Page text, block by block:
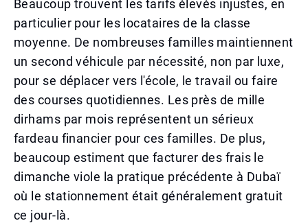
Beaucoup trouvent les tarifs élevés injustes, en
particulier pour les locataires de la classe
moyenne. De nombreuses familles maintiennent
un second véhicule par nécessité, non par luxe,
pour se déplacer vers l'école, le travail ou faire
des courses quotidiennes. Les près de mille
dirhams par mois représentent un sérieux
fardeau financier pour ces familles. De plus,
beaucoup estiment que facturer des frais le
dimanche viole la pratique précédente à Dubaï
où le stationnement était généralement gratuit
ce jour-là.